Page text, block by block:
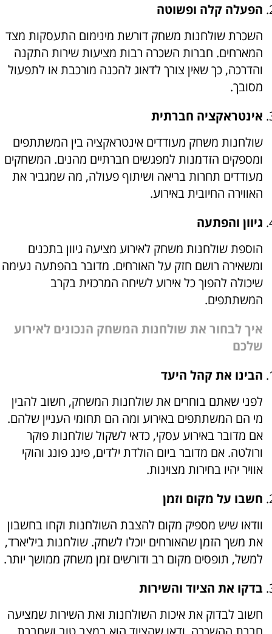
הפעלה קלה ופשוטה
השכרת שולחנות משחק דורשת מינימום התעסקות מצד
המארחים. חברות השכרה רבות מציעות שירות התקנה
והדרכה, כך שאין צורך לדאוג להכנה מורכבת או לתפעול
מסובך.
אינטראקציה חברתית
שולחנות משחק מעודדים אינטראקציה בין המשתתפים
ומספקים הזדמנות למפגשים חברתיים מהנים. המשחקים
מעודדים תחרות בריאה ושיתוף פעולה, מה שמגביר את
האווירה החיובית באירוע.
גיוון והפתעה
הוספת שולחנות משחק לאירוע מציעה גיוון בתכנים
ומשאירה רושם חזק על האורחים. מדובר בהפתעה נעימה
שיכולה להפוך כל אירוע לשיחה המרכזית בקרב
המשתתפים.
איך לבחור את שולחנות המשחק הנכונים לאירוע
שלכם
הבינו את קהל היעד
לפני שאתם בוחרים את שולחנות המשחק, חשוב להבין
מי הם המשתתפים באירוע ומה הם תחומי העניין שלהם.
אם מדובר באירוע עסקי, כדאי לשקול שולחנות פוקר
ורולטה. אם מדובר ביום הולדת ילדים, פינג פונג והוקי
אוויר יהיו בחירות מצוינות.
חשבו על מקום וזמן
וודאו שיש מספיק מקום להצבת השולחנות וקחו בחשבון
את משך הזמן שהאורחים יוכלו לשחק. שולחנות ביליארד,
למשל, תופסים מקום רב ודורשים זמן משחק ממושך יותר.
בדקו את הציוד והשירות
חשוב לבדוק את איכות השולחנות ואת השירות שמציעה